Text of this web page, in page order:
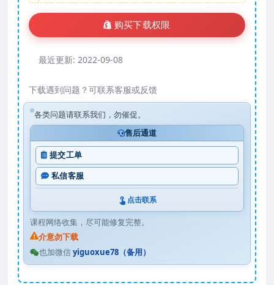
购买下载权限
最近更新: 2022-09-08
下载遇到问题？可联系客服或反馈
各类问题请联系我们，勿催促。
售后通道
提交工单
私信客服
点击联系
课程网络收集，尽可能修复完整。
介意勿下载
也加微信yiguoxue78（备用）